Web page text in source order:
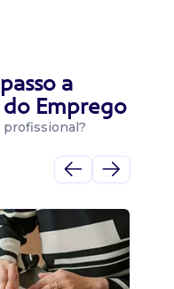
a
Emprego
profissional?